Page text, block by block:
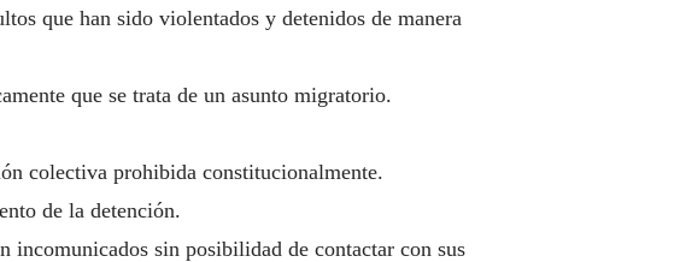
que han sido violentados y detenidos de manera
que se trata de un asunto migratorio.
colectiva prohibida constitucionalmente.
de la detención.
incomunicados sin posibilidad de contactar con sus